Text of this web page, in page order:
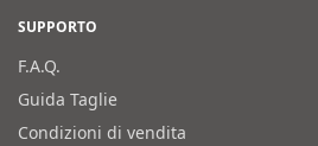
SUPPORTO
F.A.Q.
Guida Taglie
Condizioni di vendita